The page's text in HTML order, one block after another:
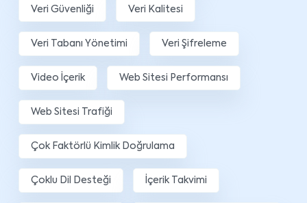
Veri Güvenliği Veri Kalitesi
Veri Tabanı Yönetimi Veri Şifreleme
Video İçerik Web Sitesi Performansı
Web Sitesi Trafiği
Çok Faktörlü Kimlik Doğrulama
Çoklu Dil Desteği İçerik Takvimi